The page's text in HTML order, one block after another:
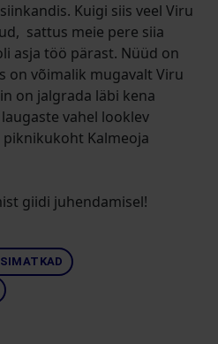
Kuigi siis veel Viru
sattus meie pere siia
asja töö pärast. Nüüd on
on võimalik mugavalt Viru
on jalgrada läbi kena
vahel looklev
Kalmeoja
giidi juhendamisel!